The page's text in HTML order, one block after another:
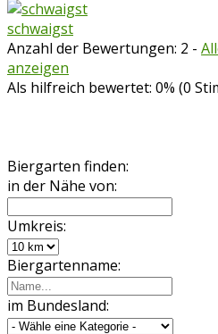
schwaigst
Anzahl der Bewertungen: 2 -
anzeigen
Als hilfreich bewertet: 0% (0
Biergarten finden:
in der Nähe von:
Umkreis:
Biergartenname:
im Bundesland: